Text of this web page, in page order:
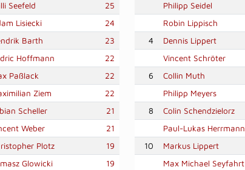
Seefeld
25
Lisiecki
24
Barth
23
Hoffmann
22
Paßlack
22
Ziem
22
Scheller
21
Weber
21
Plotz
19
Glowicki
19
Philipp Seidel
Robin Lippisch
4
Dennis Lippert
Vincent Schröter
6
Collin Muth
Philipp Meyers
8
Colin Schendzielorz
Paul-Lukas Herrmann
10
Markus Lippert
Max Michael Seyfahrt